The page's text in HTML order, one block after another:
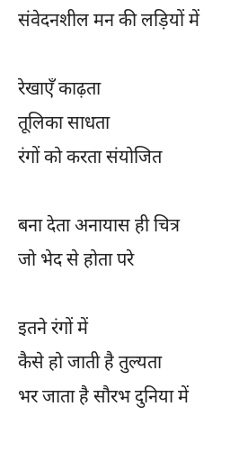
संवेदनशील मन की लड़ियों में
रेखाएँ काढ़ता
तूलिका साधता
रंगों को करता संयोजित
बना देता अनायास ही चित्र
जो भेद से होता परे
इतने रंगों में
कैसे हो जाती है तुल्यता
भर जाता है सौरभ दुनिया में